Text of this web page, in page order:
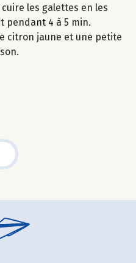
les galettes en les
pendant 4 à 5 min.
citron jaune et une petite